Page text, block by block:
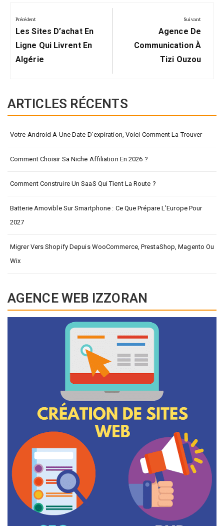
de
l’article
Précédent
Précédent:
Les Sites D’achat En
Ligne Qui Livrent En
Algérie
Suivant
Suivant:
Agence De
Communication À
Tizi Ouzou
ARTICLES RÉCENTS
Votre Android A Une Date D’expiration, Voici Comment La Trouver
Comment Choisir Sa Niche Affiliation En 2026 ?
Comment Construire Un SaaS Qui Tient La Route ?
Batterie Amovible Sur Smartphone : Ce Que Prépare L’Europe Pour
2027
Migrer Vers Shopify Depuis WooCommerce, PrestaShop, Magento Ou
Wix
AGENCE WEB IZZORAN